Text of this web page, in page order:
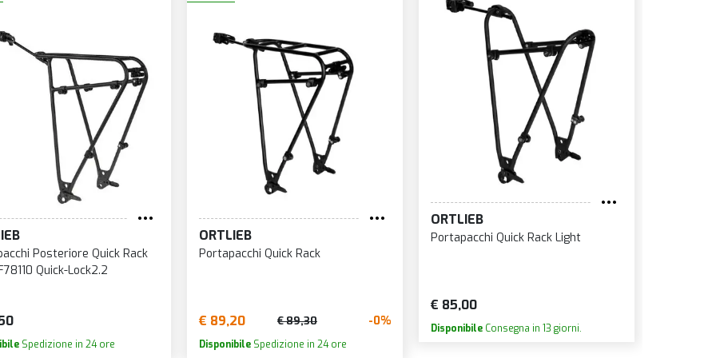
Posteriore Quick Rack
Quick-Lock2.2
Spedizione in 24 ore
ORTLIEB
Portapacchi Quick Rack
€ 89,20 € 89,30 -0%
Disponibile Spedizione in 24 ore
ORTLIEB
Portapacchi Quick Rack Light
€ 85,00
Disponibile Consegna in 13 giorni.